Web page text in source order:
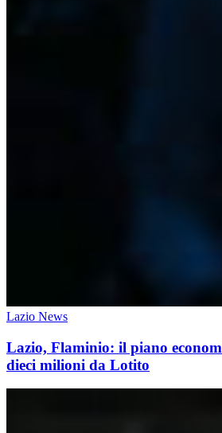
Lazio News
Lazio, Flaminio: il piano
dieci milioni da Lotito